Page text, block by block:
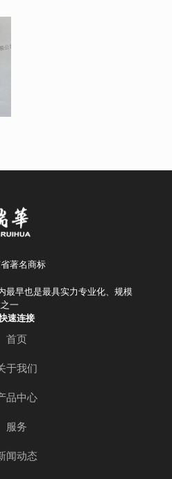
著名商标
最早也是最具实力专业化、规模
一
速连接
首页
于我们
品中心
服务
闻动态